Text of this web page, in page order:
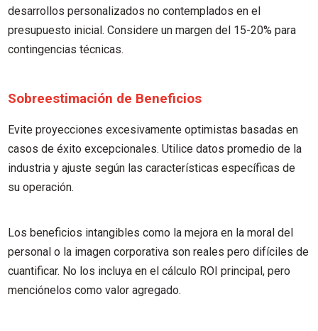
desarrollos personalizados no contemplados en el
presupuesto inicial. Considere un margen del 15-20% para
contingencias técnicas.
Sobreestimación de Beneficios
Evite proyecciones excesivamente optimistas basadas en
casos de éxito excepcionales. Utilice datos promedio de la
industria y ajuste según las características específicas de
su operación.
Los beneficios intangibles como la mejora en la moral del
personal o la imagen corporativa son reales pero difíciles de
cuantificar. No los incluya en el cálculo ROI principal, pero
menciónelos como valor agregado.